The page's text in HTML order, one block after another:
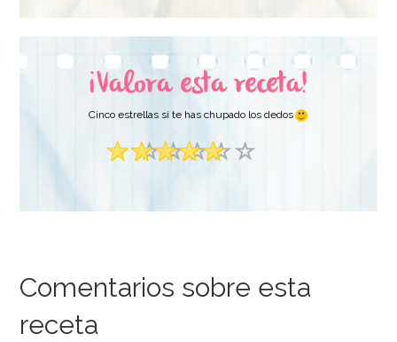
¡Valora esta receta!
Cinco estrellas si te has chupado los dedos
Comentarios sobre esta
receta